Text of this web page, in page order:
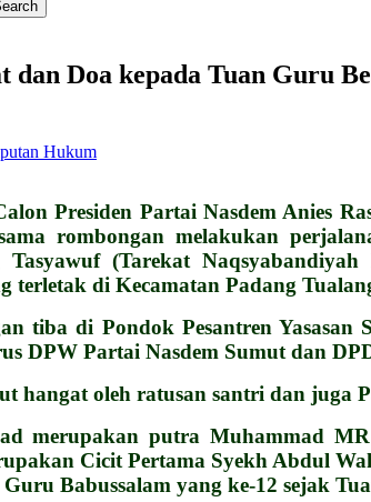
dan Doa kepada Tuan Guru
Hukum
Presiden Partai Nasdem Anies
rombongan melakukan
Tasyawuf (Tarekat
terletak di Kecamatan Padang
tiba di Pondok Pesantren
DPW Partai Nasdem Sumut dan
hangat oleh ratusan santri dan juga
merupakan putra Muhammad
Cicit Pertama Syekh Abdul
Babussalam yang ke-12 sejak